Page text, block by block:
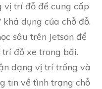
vị trí đỗ để cung cấp
dụng của chỗ đỗ.
sâu trên Jetson để
đỗ xe trong bãi.
dạng vị trí trống và
tin về tình trạng chỗ